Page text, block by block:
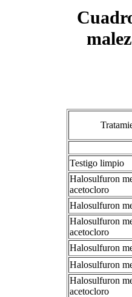
Testigo limpio
Halosulfuron
acetocloro
Halosulfuron
Halosulfuron
acetocloro
Halosulfuron
Halosulfuron
Halosulfuron
acetocloro